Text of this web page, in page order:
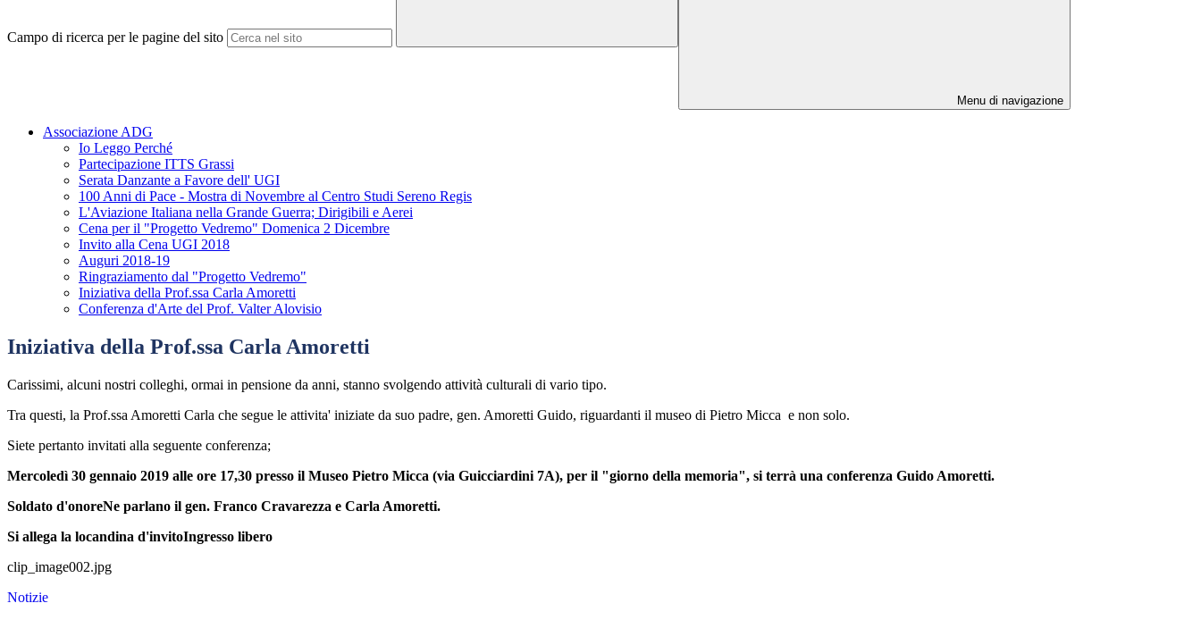
Campo di ricerca per le pagine del sito
Menu di navigazione
Associazione ADG
Io Leggo Perché
Partecipazione ITTS Grassi
Serata Danzante a Favore dell' UGI
100 Anni di Pace - Mostra di Novembre al Centro Studi Sereno Regis
L'Aviazione Italiana nella Grande Guerra; Dirigibili e Aerei
Cena per il "Progetto Vedremo" Domenica 2 Dicembre
Invito alla Cena UGI 2018
Auguri 2018-19
Ringraziamento dal "Progetto Vedremo"
Iniziativa della Prof.ssa Carla Amoretti
Conferenza d'Arte del Prof. Valter Alovisio
Iniziativa della Prof.ssa Carla Amoretti
Carissimi, alcuni nostri colleghi, ormai in pensione da anni, stanno svolgendo attività culturali di vario tipo.
Tra questi, la Prof.ssa Amoretti Carla che segue le attivita' iniziate da suo padre, gen. Amoretti Guido, riguardanti il museo di Pietro Micca e non solo.
Siete pertanto invitati alla seguente conferenza;
Mercoledì 30 gennaio 2019 alle ore 17,30 presso il Museo Pietro Micca (via Guicciardini 7A), per il "giorno della memoria", si terrà una conferenza Guido Amoretti.
Soldato d'onoreNe parlano il gen. Franco Cravarezza e Carla Amoretti.
Si allega la locandina d'invitoIngresso libero
clip_image002.jpg
Notizie